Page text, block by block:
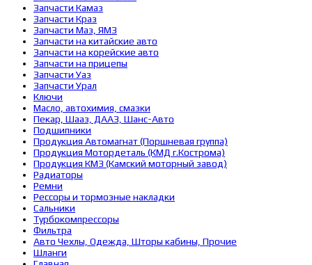
Запчасти Камаз
Запчасти Краз
Запчасти Маз, ЯМЗ
Запчасти на китайские авто
Запчасти на корейские авто
Запчасти на прицепы
Запчасти Уаз
Запчасти Урал
Ключи
Масло, автохимия, смазки
Пекар, Шааз, ДААЗ, Шанс-Авто
Подшипники
Продукция Автомагнат (Поршневая группа)
Продукция Мотордеталь (КМД г.Кострома)
Продукция КМЗ (Камский моторный завод)
Радиаторы
Ремни
Рессоры и тормозные накладки
Сальники
Турбокомпрессоры
Фильтра
Авто Чехлы, Одежда, Шторы кабины, Прочие
Шланги